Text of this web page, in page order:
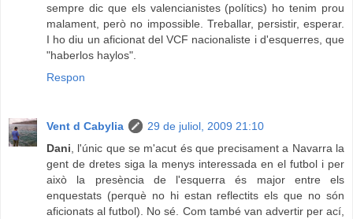
sempre dic que els valencianistes (polítics) ho tenim prou
malament, però no impossible. Treballar, persistir, esperar.
I ho diu un aficionat del VCF nacionaliste i d'esquerres, que
"haberlos haylos".
Respon
Vent d Cabylia
29 de juliol, 2009 21:10
Dani , l'únic que se m'acut és que precisament a Navarra la
gent de dretes siga la menys interessada en el futbol i per
això la presència de l'esquerra és major entre els
enquestats (perquè no hi estan reflectits els que no són
aficionats al futbol). No sé. Com també van advertir per ací,